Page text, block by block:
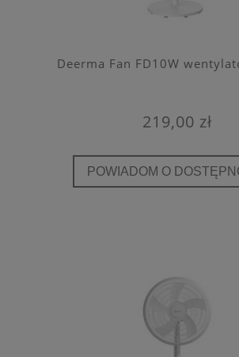
Deerma Fan FD10W
219,00 zł
POWIADOM O